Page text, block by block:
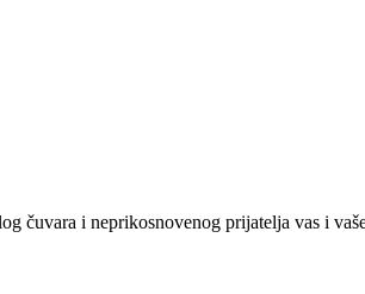
čuvara i neprikosnovenog prijatelja vas i